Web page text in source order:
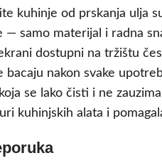
kuhinje od prskanja ulja
— samo materijal i radna
dostupni na tržištu
bacaju nakon svake
se lako čisti i ne
kuhinjskih alata i